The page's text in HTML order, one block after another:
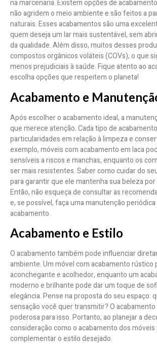
na marcenaria. Existem opções de
não agridem o meio ambiente e são feitos a
naturais. Esses acabamentos são uma
quem deseja um lar mais sustentável, sem
da qualidade. Além disso, muitos desses
compostos orgânicos voláteis (COVs), o que
menos prejudiciais à saúde. Fique atento ao
escolha opções que respeitem o planeta!
Acabamento e
Após escolher o acabamento ideal, a
que merece atenção. Cada tipo de
particularidades em relação à limpeza e
exemplo, móveis com acabamento em laca
sensíveis a riscos e manchas, enquanto os
ser mais resistentes. Saber como cuidar do
para garantir que ele mantenha sua beleza
Então, não esqueça de consultar as
e, se possível, faça uma manutenção
acabamento.
Acabamento e Estilo
O acabamento também pode influenciar
ambiente. Um móvel com acabamento rústico
aconchegante e acolhedor, enquanto um
moderno e brilhante pode dar um toque de
elegância. Pense na proposta do seu espaço:
sensação você quer transmitir? O
poderosa para isso. Portanto, ao planejar a
consideração como o acabamento dos móveis
complementar o estilo desejado.